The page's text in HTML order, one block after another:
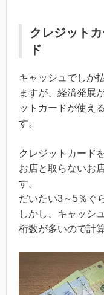
クレジット
ド
キャッシュでしか
ますが、経済発展
ットカードが使え
す。
クレジットカード
お店と取らないお
す。
だいたい3～5％ぐ
しかし、キャッシ
桁数が多いので計